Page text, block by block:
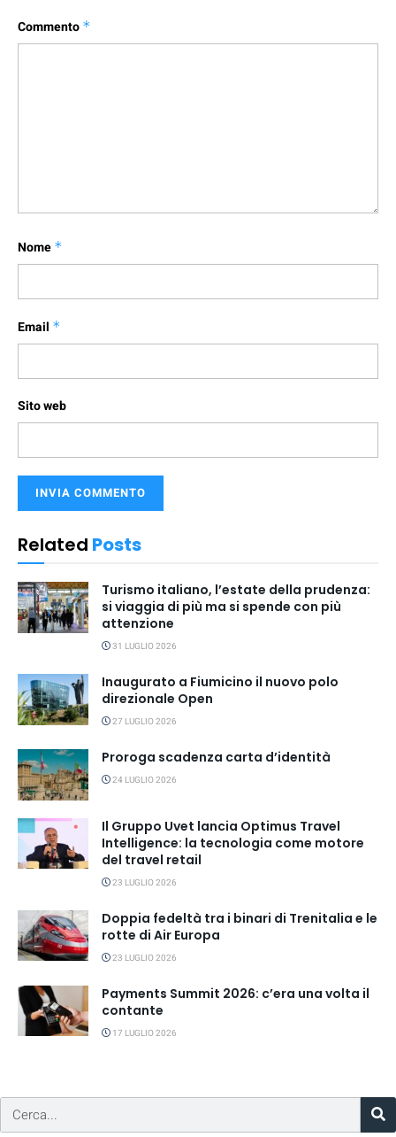
Commento *
Nome *
Email *
Sito web
Related Posts
Turismo italiano, l’estate della prudenza:
si viaggia di più ma si spende con più
attenzione
31 LUGLIO 2026
Inaugurato a Fiumicino il nuovo polo
direzionale Open
27 LUGLIO 2026
Proroga scadenza carta d’identità
24 LUGLIO 2026
Il Gruppo Uvet lancia Optimus Travel
Intelligence: la tecnologia come motore
del travel retail
23 LUGLIO 2026
Doppia fedeltà tra i binari di Trenitalia e le
rotte di Air Europa
23 LUGLIO 2026
Payments Summit 2026: c’era una volta il
contante
17 LUGLIO 2026